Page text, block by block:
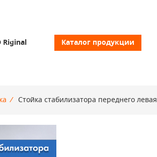
Riginal Каталог продукции
/ Стойка стабилизатора переднего левая